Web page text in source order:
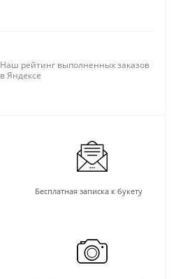
Наш рейтинг выполненных заказов
в Яндексе
Бесплатная записка к букету